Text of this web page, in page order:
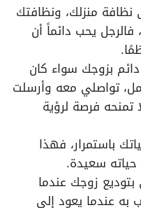
منزلك، ونظافتك
يحب دائماً أن
بزوجك سواء كان
تواصلي معه وأرسلت
فرصة لرؤية
باستمرار، فهذا
سعيدة.
زوجك عندما
به عندما يعود إلى